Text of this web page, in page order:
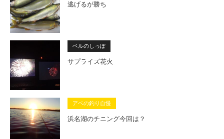
逃げるが勝ち
ベルのしっぽ
サプライズ花火
アベの釣り自慢
浜名湖のチニング今回は？